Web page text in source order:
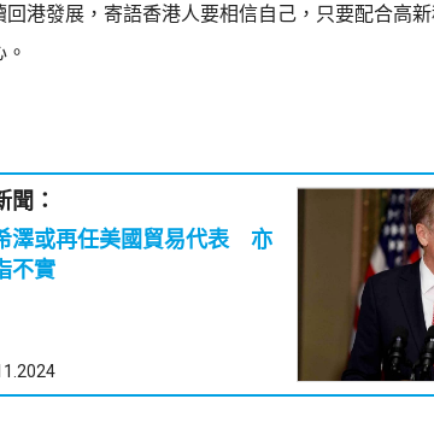
回港發展，寄語香港人要相信自己，只要配合高
聞：
澤或再任美國貿易代表 亦
不實